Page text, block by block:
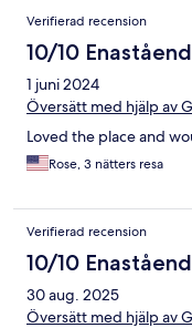
Verifierad recension
10/10
1 juni 2024
Översätt med hjälp av
Loved the place and
Rose, 3 nätters resa
Verifierad recension
10/10
30 aug. 2025
Översätt med hjälp av